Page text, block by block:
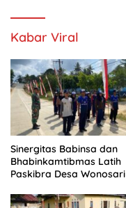
Kabar Viral
Sinergitas Babinsa dan
Bhabinkamtibmas Latih
Paskibra Desa Wonosari